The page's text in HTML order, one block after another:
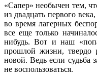
«Сапер» необычен тем,
из двадцать первого
во время лагерных
все еще только
нибудь. Вот и наш
прошлой жизни, твердо
новой. Ведь если судьба
не воспользоваться.